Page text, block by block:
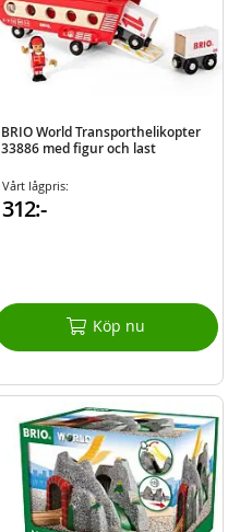
BRIO World Transporthelikopter
33886 med figur och last
Vårt lågpris:
312:-
Köp nu